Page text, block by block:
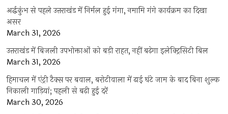
अर्द्धकुंभ से पहले उत्तराखंड में निर्मल हुई गंगा, नमामि गंगे कार्यक्रम का दिखा
असर
March 31, 2026
उत्तराखंड में बिजली उपभोक्ताओं को बड़ी राहत, नहीं बढ़ेगा इलेक्ट्रिसिटी बिल
March 31, 2026
हिमाचल में एंट्री टैक्स पर बवाल, बरोटीवाला में ढाई घंटे जाम के बाद बिना शुल्क
निकाली गाड़ियां; पहली से बढ़ी हुई दरें
March 30, 2026